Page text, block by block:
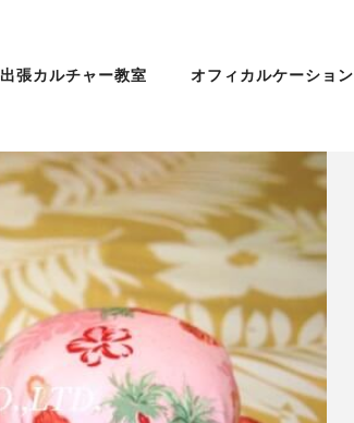
出張カルチャー教室 オフィカルケーション